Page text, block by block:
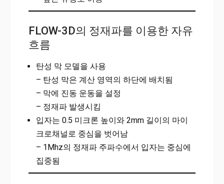
FLOW-3D의 정재파를 이용한 자유
흐름
탄성 막 모델을 사용
– 탄성 막은 계산 영역의 하단에 배치됨
– 막에 진동 운동을 설정
– 정재파 발생시킴
입자는 0.5 미크론 높이와 2mm 길이의 마이
크로채널로 중심을 벗어남
– 1Mhz의 정재파 주파수에서 입자는 중심에
집중됨